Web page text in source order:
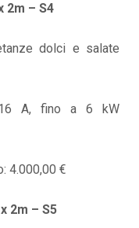
2m – S4
dolci e salate
16 A, fino a 6 kW
4.000,00 €
2m – S5